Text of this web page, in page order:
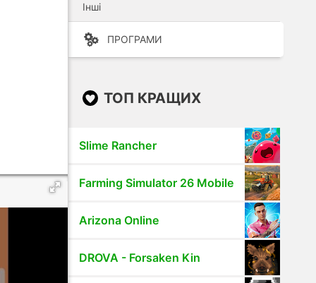
Інші
ПРОГРАМИ
ТОП КРАЩИХ
Slime Rancher
Farming Simulator 26 Mobile
Arizona Online
DROVA - Forsaken Kin